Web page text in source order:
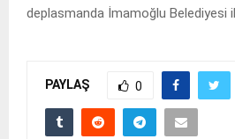
deplasmanda İmamoğlu Belediyesi
PAYLAŞ 0